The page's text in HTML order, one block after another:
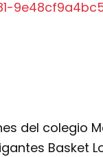
del colegio
Basket